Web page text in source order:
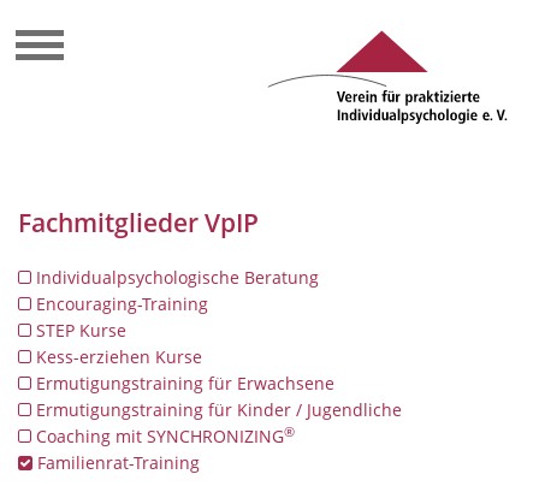
Fachmitglieder VpIP
Individualpsychologische Beratung
Encouraging-Training
STEP Kurse
Kess-erziehen Kurse
Ermutigungstraining für Erwachsene
Ermutigungstraining für Kinder / Jugendliche
Coaching mit SYNCHRONIZING®
Familienrat-Training